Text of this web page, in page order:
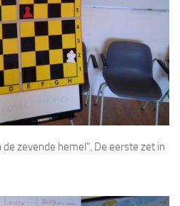
zevende hemel”. De eerste zet in